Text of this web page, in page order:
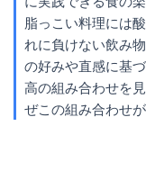
脂っこい料理には
れに負けない飲み
の好みや直感に基
高の組み合わせを
ぜこの組み合わせ